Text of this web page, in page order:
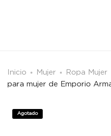
Inicio Mujer Ropa Mujer
para mujer de Emporio
Agotado